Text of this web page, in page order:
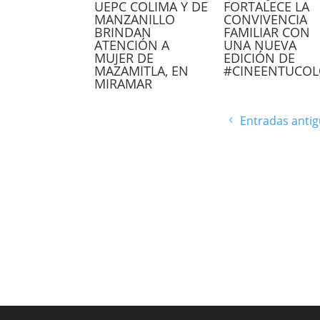
UEPC COLIMA Y DE
MANZANILLO
BRINDAN
ATENCIÓN A
MUJER DE
MAZAMITLA, EN
MIRAMAR
FORTALECE LA
CONVIVENCIA
FAMILIAR CON
UNA NUEVA
EDICIÓN DE
Entradas